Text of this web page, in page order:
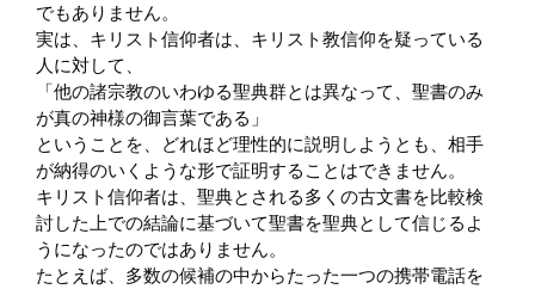
でもありません。
実は、キリスト信仰者は、キリスト教信仰を疑っている
人に対して、
「他の諸宗教のいわゆる聖典群とは異なって、聖書のみ
が真の神様の御言葉である」
ということを、どれほど理性的に説明しようとも、相手
が納得のいくような形で証明することはできません。
キリスト信仰者は、聖典とされる多くの古文書を比較検
討した上での結論に基づいて聖書を聖典として信じるよ
うになったのではありません。
たとえば、多数の候補の中からたった一つの携帯電話を